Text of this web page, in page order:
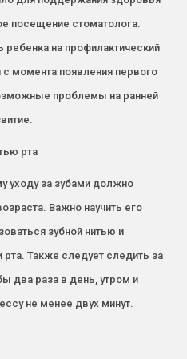
посещение стоматолога.
на профилактический
с момента появления первого
проблемы на ранней
рта
уходу за зубами должно
Важно научить его
зубной нитью и
Также следует следить за
два раза в день, утром и
не менее двух минут.